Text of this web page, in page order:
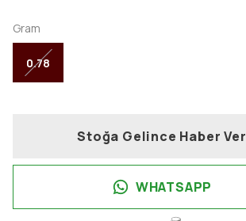
Gram
0.78
Stoğa Gelince Haber Ver
WHATSAPP